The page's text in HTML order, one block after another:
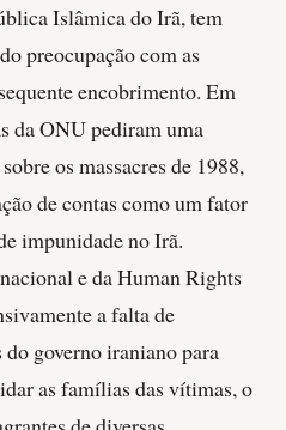
Islâmica do Irã, tem
preocupação com as
encobrimento. Em
da ONU pediram uma
os massacres de 1988,
de contas como um fator
impunidade no Irã.
e da Human Rights
a falta de
do governo iraniano para
as famílias das vítimas, o